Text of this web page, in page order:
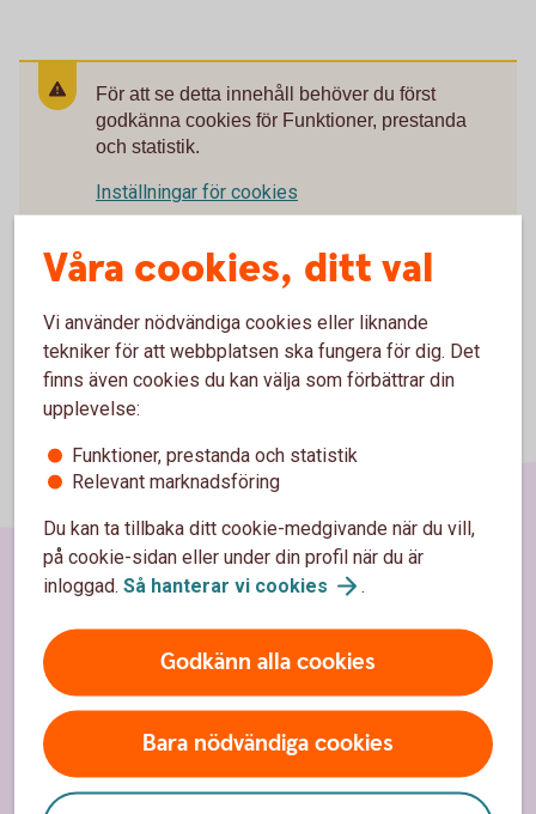
För att se detta innehåll behöver du först
godkänna cookies för Funktioner, prestanda
och statistik.
Inställningar för cookies
Våra cookies, ditt val
Vi använder nödvändiga cookies eller liknande
tekniker för att webbplatsen ska fungera för dig. Det
finns även cookies du kan välja som förbättrar din
upplevelse:
Funktioner, prestanda och statistik
Relevant marknadsföring
Du kan ta tillbaka ditt cookie-medgivande när du vill,
på cookie-sidan eller under din profil när du är
inloggad. Så hanterar vi cookies .
Godkänn alla cookies
Bara nödvändiga cookies
Hitta snabbt
Kontakta oss
Spärrhjälp
Priser, räntor och kurser för privatpersoner